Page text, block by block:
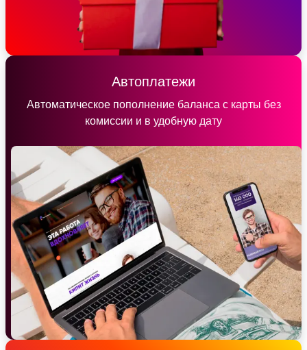
Автоплатежи
Автоматическое пополнение баланса с карты без
комиссии и в удобную дату